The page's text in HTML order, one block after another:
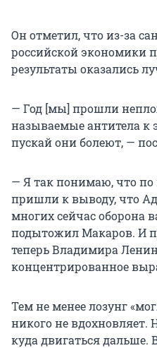
Он отметил, что из-за
российской экономики
результаты оказались
— Год [мы] прошли
называемые антитела к
пускай они болеют, —
— Я так понимаю, что
пришли к выводу, что
многих сейчас оборона
подытожил Макаров. И
теперь Владимира
концентрированное
Тем не менее лозунг
никого не вдохновляет.
куда двигаться дальше.